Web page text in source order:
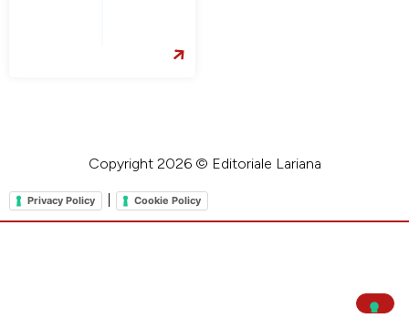
Copyright 2026 © Editoriale Lariana
Privacy Policy Cookie Policy